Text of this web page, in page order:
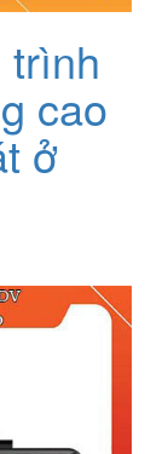
trình
cao
ở